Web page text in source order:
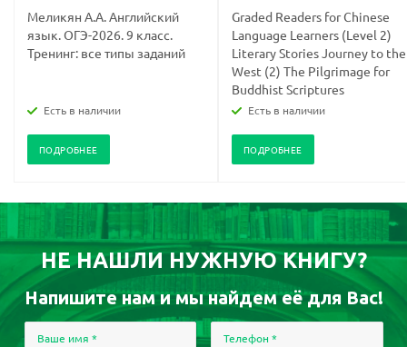
Меликян А.А. Английский
язык. ОГЭ-2026. 9 класс.
Тренинг: все типы заданий
Есть в наличии
ПОДРОБНЕЕ
Graded Readers for Chinese
Language Learners (Level 2)
Literary Stories Journey to the
West (2) The Pilgrimage for
Buddhist Scriptures
Есть в наличии
ПОДРОБНЕЕ
НЕ НАШЛИ НУЖНУЮ КНИГУ?
Напишите нам и мы найдем её для Вас!
Ваше имя * Телефон *